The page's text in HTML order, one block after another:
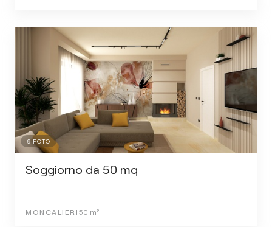
9 FOTO
Soggiorno da 50 mq
MONCALIERI 50 m²